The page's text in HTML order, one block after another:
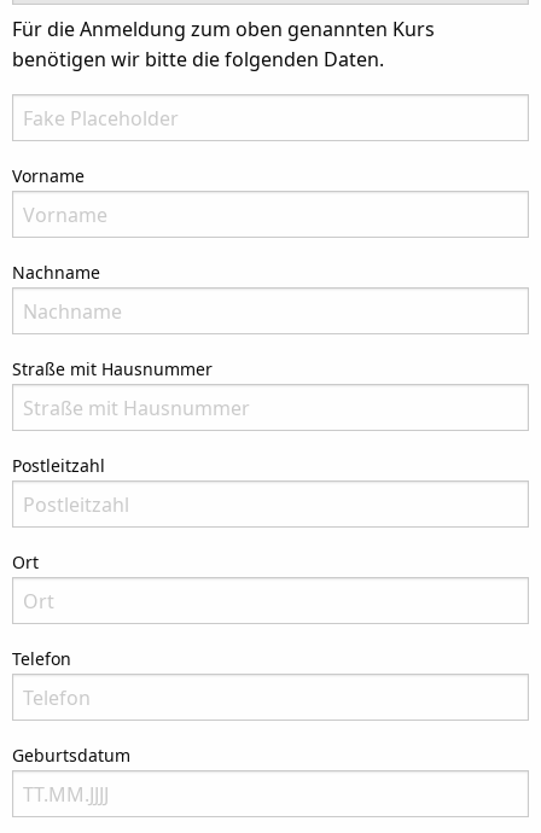
Für die Anmeldung zum oben genannten Kurs
benötigen wir bitte die folgenden Daten.
There is no need to fill in this field
Vorname
Nachname
Straße mit Hausnummer
Postleitzahl
Ort
Telefon
Geburtsdatum